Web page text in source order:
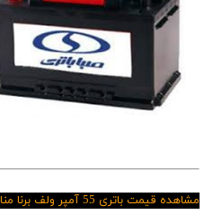
مشاهده قیمت باتری 55 آمپر ولف برنا مناسب هیوندای ولستر در اصفهان